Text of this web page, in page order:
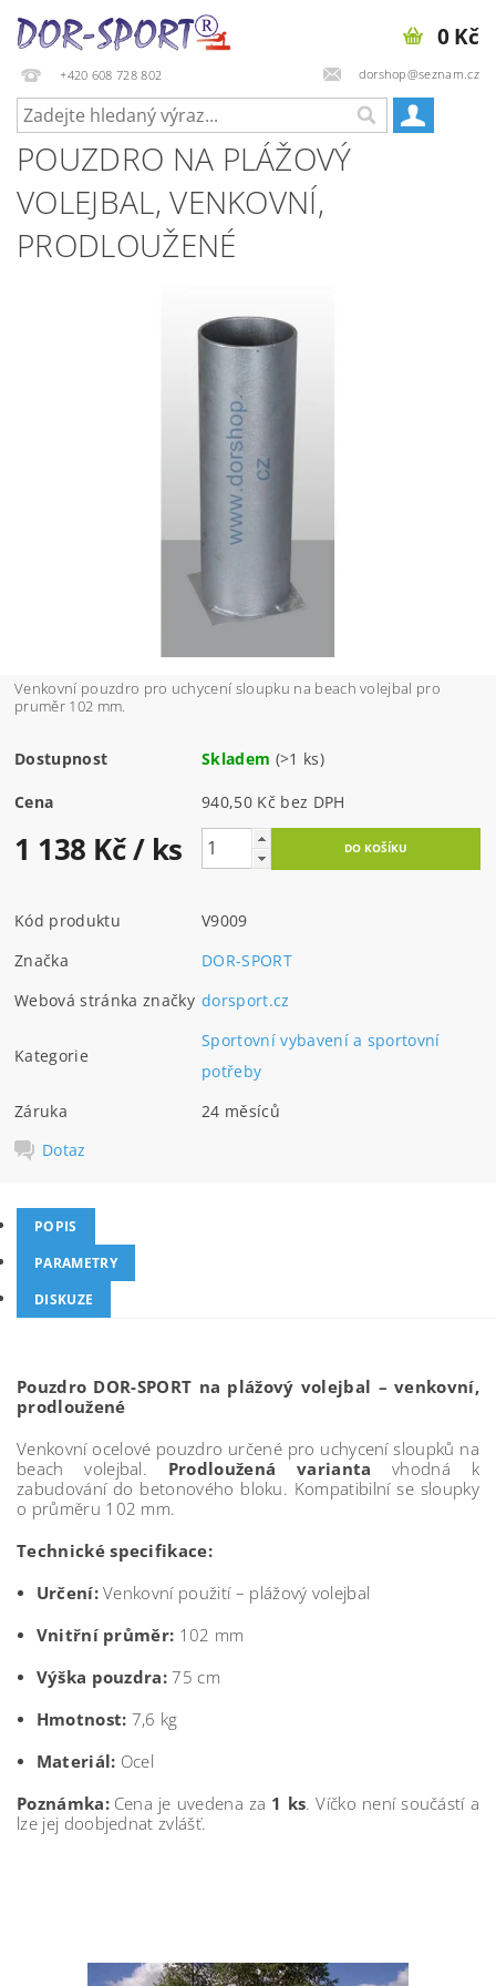
+420 608 728 802 dorshop@seznam.cz
0 Kč
POUZDRO NA PLÁŽOVÝ
VOLEJBAL, VENKOVNÍ,
PRODLOUŽENÉ
Venkovní pouzdro pro uchycení sloupku na beach volejbal pro
pruměr 102 mm.
Dostupnost Skladem (>1 ks)
Cena 940,50 Kč bez DPH
1 138 Kč/ ks
Kód produktu
V9009
Značka
DOR-SPORT
Webová stránka značky dorsport.cz
Kategorie
Sportovní vybavení a sportovní
potřeby
Záruka
24 měsíců
Dotaz
POPIS
PARAMETRY
DISKUZE
Pouzdro DOR-SPORT na plážový volejbal – venkovní,
prodloužené
Venkovní ocelové pouzdro určené pro uchycení sloupků na
beach volejbal. Prodloužená varianta vhodná k
zabudování do betonového bloku. Kompatibilní se sloupky
o průměru 102 mm.
Technické specifikace:
Určení:Venkovní použití – plážový volejbal
Vnitřní průměr: 102 mm
Výška pouzdra: 75 cm
Hmotnost: 7,6 kg
Materiál: Ocel
Poznámka: Cena je uvedena za 1 ks. Víčko není součástí a
lze jej doobjednat zvlášť.